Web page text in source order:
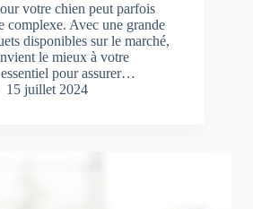
votre chien peut parfois
complexe. Avec une grande
disponibles sur le marché,
le mieux à votre
pour assurer…
15 juillet 2024